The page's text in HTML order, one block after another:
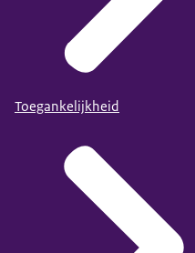
Toegankelijkheid